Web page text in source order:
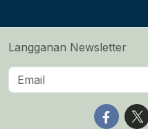
Langganan Newsletter